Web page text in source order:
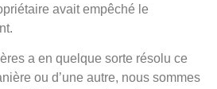
avait empêché le
a en quelque sorte résolu ce
ou d’une autre, nous sommes